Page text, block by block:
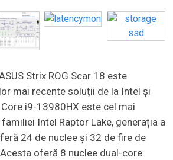
Strix ROG Scar 18 este
mai recente soluții de la Intel și
i9-13980HX este cel mai
Intel Raptor Lake, generația a
24 de nuclee și 32 de fire de
oferă 8 nuclee dual-core